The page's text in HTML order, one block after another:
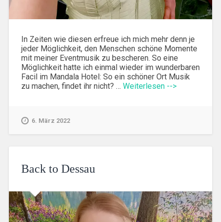
In Zeiten wie diesen erfreue ich mich mehr denn je
jeder Möglichkeit, den Menschen schöne Momente
mit meiner Eventmusik zu bescheren. So eine
Möglichkeit hatte ich einmal wieder im wunderbaren
Facil im Mandala Hotel: So ein schöner Ort Musik
zu machen, findet ihr nicht? … Weiterlesen -->
6. März 2022
Back to Dessau